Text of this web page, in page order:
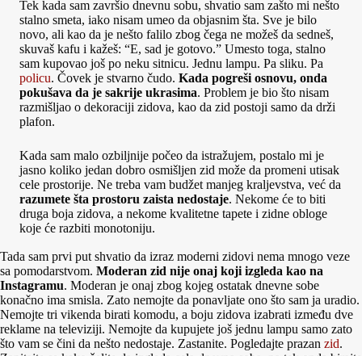
Tek kada sam završio dnevnu sobu, shvatio sam zašto mi nešto
stalno smeta, iako nisam umeo da objasnim šta. Sve je bilo
novo, ali kao da je nešto falilo zbog čega ne možeš da sedneš,
skuvaš kafu i kažeš: “E, sad je gotovo.” Umesto toga, stalno
sam kupovao još po neku sitnicu. Jednu lampu. Pa sliku. Pa
policu. Čovek je stvarno čudo. Kada pogreši osnovu, onda
pokušava da je sakrije ukrasima. Problem je bio što nisam
razmišljao o dekoraciji zidova, kao da zid postoji samo da drži
plafon.
Kada sam malo ozbiljnije počeo da istražujem, postalo mi je
jasno koliko jedan dobro osmišljen zid može da promeni utisak
cele prostorije. Ne treba vam budžet manjeg kraljevstva, već da
razumete šta prostoru zaista nedostaje. Nekome će to biti
druga boja zidova, a nekome kvalitetne tapete i zidne obloge
koje će razbiti monotoniju.
Tada sam prvi put shvatio da izraz moderni zidovi nema mnogo veze
sa pomodarstvom. Moderan zid nije onaj koji izgleda kao na
Instagramu. Moderan je onaj zbog kojeg ostatak dnevne sobe
konačno ima smisla. Zato nemojte da ponavljate ono što sam ja uradio.
Nemojte tri vikenda birati komodu, a boju zidova izabrati između dve
reklame na televiziji. Nemojte da kupujete još jednu lampu samo zato
što vam se čini da nešto nedostaje. Zastanite. Pogledajte prazan zid.